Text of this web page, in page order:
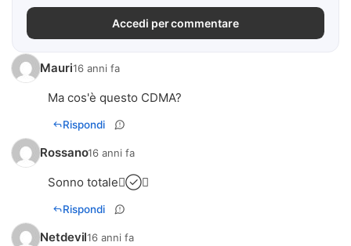
Accedi per commentare
Mauri16 anni fa
Ma cos'è questo CDMA?
Rispondi
Rossano16 anni fa
Sonno totale
Rispondi
Netdevil16 anni fa